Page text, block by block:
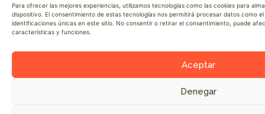
Para ofrecer las mejores experiencias, utilizamos tecnologías como las cookies para
dispositivo. El consentimiento de estas tecnologías nos permitirá procesar datos como
identificaciones únicas en este sitio. No consentir o retirar el consentimiento, puede
características y funciones.
Aceptar
Denegar
El
Paquito.